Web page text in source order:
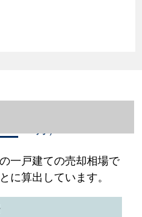
一戸建ての売却相場で
に算出しています。